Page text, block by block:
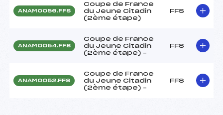
ANAM0056.FFS
Coupe de France
du Jeune Citadin
(2ème étape)
FFS
ANAM0054.FFS
Coupe de France
du Jeune Citadin
(2ème étape) –
FFS
ANAM0052.FFS
Coupe de France
du Jeune Citadin
(2ème étape) –
FFS